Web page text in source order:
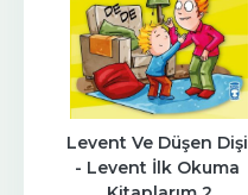
Levent Ve Düşen Dişi
- Levent İlk Okuma